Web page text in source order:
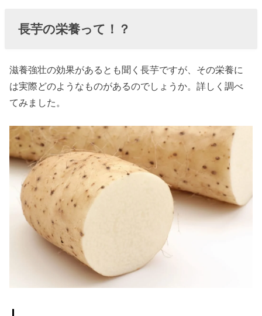
と豆
めじの
和風グ
ラタン
» 長芋の
レシピ
②明太
子のと
ろろ焼
き
› 長芋なら、毎
日食べても飽
きずにダイエ
ットできる！
長芋の栄養って！？
滋養強壮の効果があるとも聞く長芋ですが、その栄養に
は実際どのようなものがあるのでしょうか。詳しく調べ
てみました。